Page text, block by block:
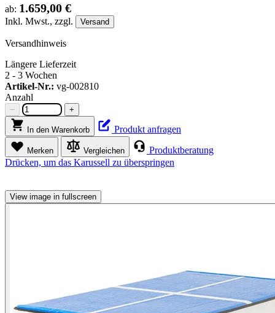
ab: 1.659,00 €
Inkl. Mwst., zzgl. Versand
Versandhinweis
Längere Lieferzeit
2 - 3 Wochen
Artikel-Nr.: vg-002810
Anzahl
− +
In den Warenkorb Produkt anfragen
Merken Vergleichen
Produktberatung
Drücken, um das Karussell zu überspringen
View image in fullscreen